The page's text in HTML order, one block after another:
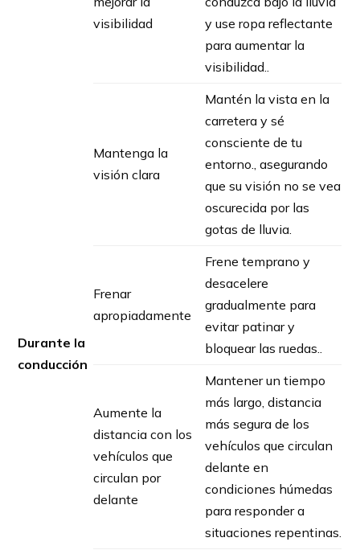
Durante la
conducción
visibilidad
y use ropa reflectante
para aumentar la
visibilidad..
Mantenga la
visión clara
Mantén la vista en la
carretera y sé
consciente de tu
entorno., asegurando
que su visión no se vea
oscurecida por las
gotas de lluvia.
Frenar
apropiadamente
Frene temprano y
desacelere
gradualmente para
evitar patinar y
bloquear las ruedas..
Aumente la
distancia con los
vehículos que
circulan por
delante
Mantener un tiempo
más largo, distancia
más segura de los
vehículos que circulan
delante en
condiciones húmedas
para responder a
situaciones repentinas.